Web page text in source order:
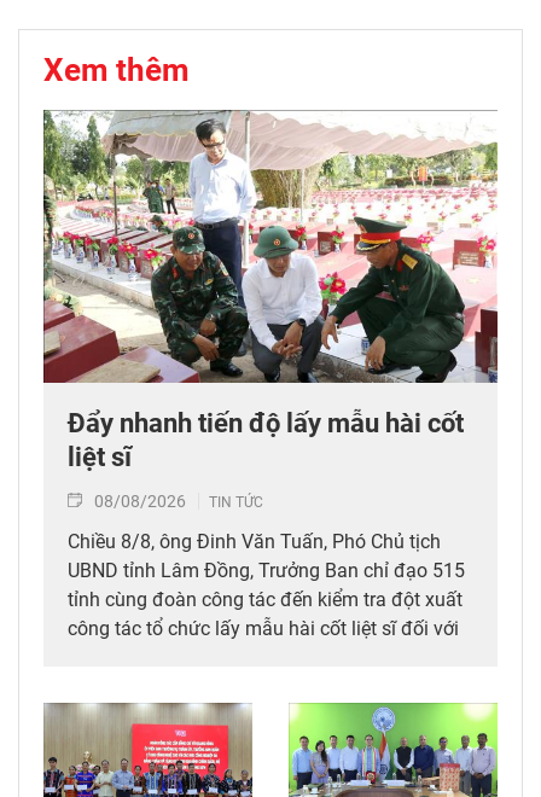
Xem thêm
Đẩy nhanh tiến độ lấy mẫu hài cốt
liệt sĩ
08/08/2026 TIN TỨC
Chiều 8/8, ông Đinh Văn Tuấn, Phó Chủ tịch
UBND tỉnh Lâm Đồng, Trưởng Ban chỉ đạo 515
tỉnh cùng đoàn công tác đến kiểm tra đột xuất
công tác tổ chức lấy mẫu hài cốt liệt sĩ đối với
thời tặng quà cho cán bộ, chiến sĩ tham gia
công tác lấy mẫu tại đây.